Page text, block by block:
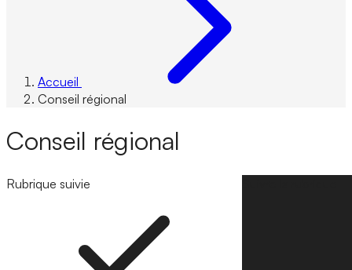
Accueil
Conseil régional
Conseil régional
Rubrique suivie